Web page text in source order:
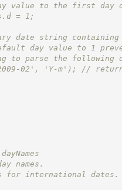
to the first day
= 1;
date string containing
day value to 1
parse the following
02', 'Y-m'); // returns
dayNames
names.
international dates.